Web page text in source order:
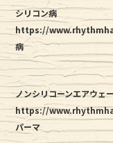
シリコン病
https://
病
ノンシリコーンエアウェ
https://
パーマ